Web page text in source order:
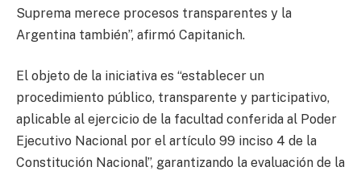
Suprema merece procesos transparentes y la
Argentina también”, afirmó Capitanich.
El objeto de la iniciativa es “establecer un
procedimiento público, transparente y participativo,
aplicable al ejercicio de la facultad conferida al Poder
Ejecutivo Nacional por el artículo 99 inciso 4 de la
Constitución Nacional”, garantizando la evaluación de la